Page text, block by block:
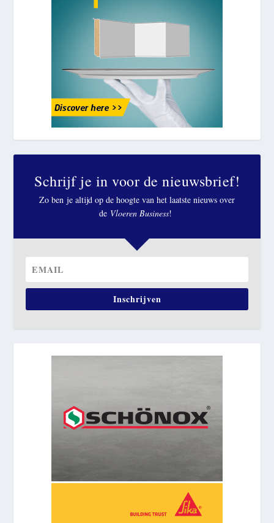
Schrijf je in voor de nieuwsbrief!
Zo ben je altijd op de hoogte van het laatste nieuws over
de Vloeren Business!
Inschrijven